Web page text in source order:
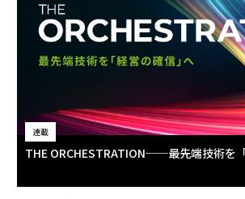
連載
THE ORCHESTRATION──最先端技術を